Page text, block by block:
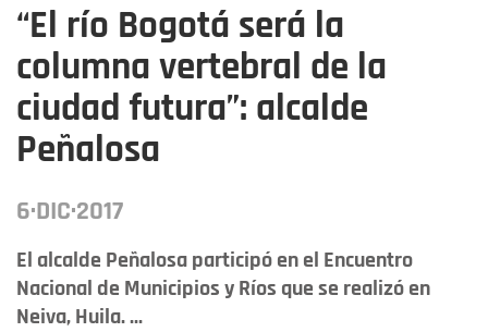
“El río Bogotá será la
columna vertebral de la
ciudad futura”: alcalde
Peñalosa
6·DIC·2017
El alcalde Peñalosa participó en el Encuentro
Nacional de Municipios y Ríos que se realizó en
Neiva, Huila. ...